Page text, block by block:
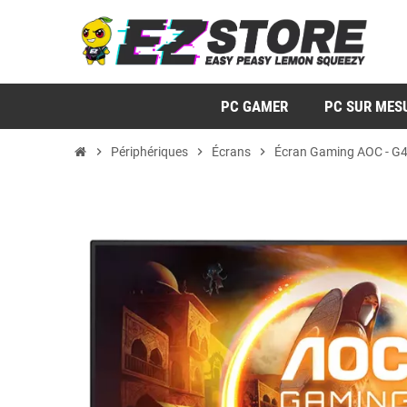
PC GAMER PC SUR
chevron_right Périphériques chevron_right Écrans chevron_right Écran Gaming AOC -